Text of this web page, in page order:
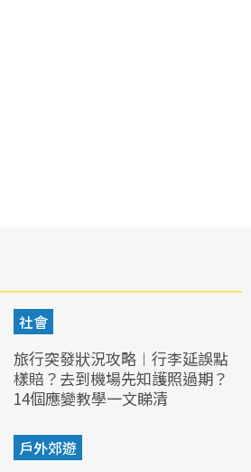
社會
旅行突發狀況攻略︱行李延誤點
樣賠？去到機場先知護照過期？
14個應變教學一文睇清
戶外郊遊